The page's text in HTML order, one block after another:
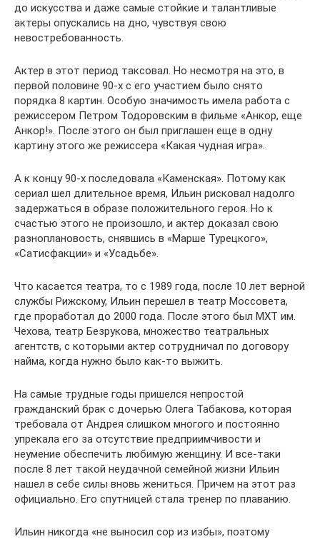
до искусства и даже самые стойкие и талантливые
актеры опускались на дно, чувствуя свою
невостребованность.
Актер в этот период таксовал. Но несмотря на это, в
первой половине 90-х с его участием было снято
порядка 8 картин. Особую значимость имела работа с
режиссером Петром Тодоровским в фильме «Анкор, еще
Анкор!». После этого он был приглашен еще в одну
картину этого же режиссера «Какая чудная игра».
А к концу 90-х последовала «Каменская». Потому как
сериал шел длительное время, Ильин рисковал надолго
задержаться в образе положительного героя. Но к
счастью этого не произошло, и актер доказал свою
разноплановость, снявшись в «Марше Турецкого»,
«Сатисфакции» и «Усадьбе».
Что касается театра, то с 1989 года, после 10 лет верной
службы Рижскому, Ильин перешел в театр Моссовета,
где проработал до 2000 года. После этого был МХТ им.
Чехова, театр Безрукова, множество театральных
агентств, с которыми актер сотрудничал по договору
найма, когда нужно было как-то выжить.
На самые трудные годы пришелся непростой
гражданский брак с дочерью Олега Табакова, которая
требовала от Андрея слишком многого и постоянно
упрекала его за отсутствие предприимчивости и
неумение обеспечить любимую женщину. И все-таки
после 8 лет такой неудачной семейной жизни Ильин
нашел в себе силы вновь жениться. Причем на этот раз
официально. Его спутницей стала тренер по плаванию.
Ильин никогда «не выносил сор из избы», поэтому